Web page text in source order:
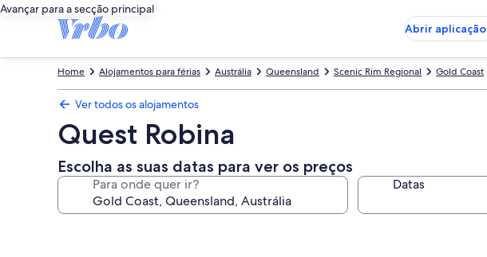
Avançar para a secção principal
Abrir aplicação
Gold Coast
Scenic Rim Regional
Queensland
Austrália
Alojamentos para férias
Home
Ver todos os alojamentos
Quest Robina
Escolha as suas datas para ver os preços
Para onde quer ir? Datas